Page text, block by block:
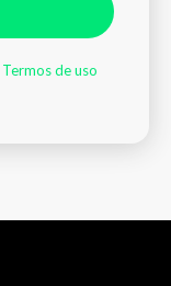
Termos de uso